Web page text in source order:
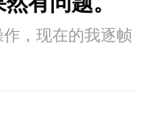
，现在的我逐帧